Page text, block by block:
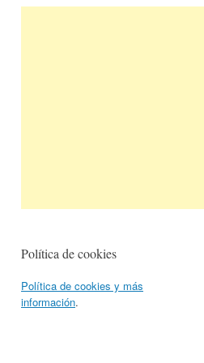
Política de cookies
Política de cookies y más
información.